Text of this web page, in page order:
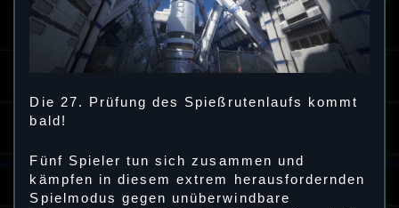
Die 27. Prüfung des Spießrutenlaufs kommt
bald!
Fünf Spieler tun sich zusammen und
kämpfen in diesem extrem herausfordernden
Spielmodus gegen unüberwindbare